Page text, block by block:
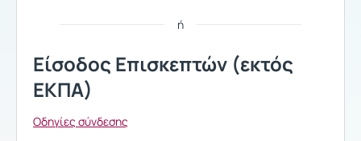
ή
Είσοδος Επισκεπτών (εκτός
ΕΚΠΑ)
Οδηγίες σύνδεσης